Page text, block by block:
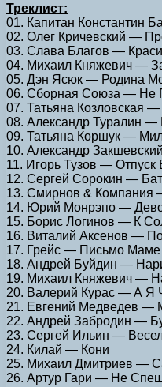
Треклист:
01. Капитан Константин
02. Олег Кричевский —
03. Слава Благов —
04. Михаил Княжевич —
05. Дэн Ясюк — Родина
06. Сборная Союза — Не
07. Татьяна Козловская
08. Александр Туралин —
09. Татьяна Коршук —
10. Александр
11. Игорь Тузов — Отпуск
12. Сергей Сорокин —
13. Смирнов & Компания
14. Юрий Монрэпо —
15. Борис Логинов — К
16. Виталий Аксенов —
17. Грейс — Письмо Маме
18. Андрей Буйдин —
19. Михаил Княжевич —
20. Валерий Курас — А Я
21. Евгений Медведев —
22. Андрей Забродин —
23. Сергей Ильин —
24. Килай — Кони
25. Михаил Дмитриев —
26. Артур Гари — Не